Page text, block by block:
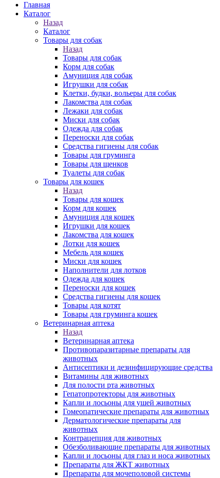
Главная
Каталог
Назад
Каталог
Товары для собак
Назад
Товары для собак
Корм для собак
Амуниция для собак
Игрушки для собак
Клетки, будки, вольеры для собак
Лакомства для собак
Лежаки для собак
Миски для собак
Одежда для собак
Переноски для собак
Средства гигиены для собак
Товары для груминга
Товары для щенков
Туалеты для собак
Товары для кошек
Назад
Товары для кошек
Корм для кошек
Амуниция для кошек
Игрушки для кошек
Лакомства для кошек
Лотки для кошек
Мебель для кошек
Миски для кошек
Наполнители для лотков
Одежда для кошек
Переноски для кошек
Средства гигиены для кошек
Товары для котят
Товары для груминга кошек
Ветеринарная аптека
Назад
Ветеринарная аптека
Противопаразитарные препараты для
животных
Антисептики и дезинфицирующие средства
Витамины для животных
Для полости рта животных
Гепатопротекторы для животных
Капли и лосьоны для ушей животных
Гомеопатические препараты для животных
Дерматологические препараты для
животных
Контрацепция для животных
Обезболивающие препараты для животных
Капли и лосьоны для глаз и носа животных
Препараты для ЖКТ животных
Препараты для мочеполовой системы